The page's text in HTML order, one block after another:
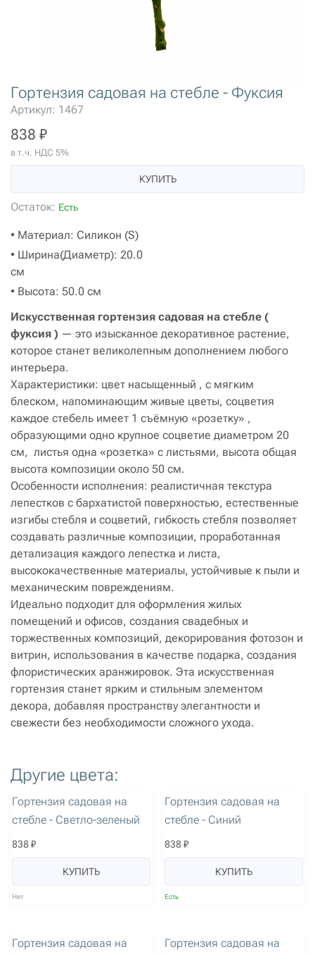
Гортензия садовая на стебле - Фуксия
Артикул: 1467
838 ₽
в т.ч. НДС 5%
КУПИТЬ
Остаток: Есть
• Материал: Силикон (S)
• Ширина(Диаметр): 20.0
см
• Высота: 50.0 см
Искусственная гортензия садовая на стебле (
фуксия ) — это изысканное декоративное растение,
которое станет великолепным дополнением любого
интерьера.
Характеристики: цвет насыщенный , с мягким
блеском, напоминающим живые цветы, соцветия
каждое стебель имеет 1 съёмную «розетку» ,
образующими одно крупное соцветие диаметром 20
см, листья одна «розетка» с листьями, высота общая
высота композиции около 50 см.
Особенности исполнения: реалистичная текстура
лепестков с бархатистой поверхностью, естественные
изгибы стебля и соцветий, гибкость стебля позволяет
создавать различные композиции, проработанная
детализация каждого лепестка и листа,
высококачественные материалы, устойчивые к пыли и
механическим повреждениям.
Идеально подходит для оформления жилых
помещений и офисов, создания свадебных и
торжественных композиций, декорирования фотозон и
витрин, использования в качестве подарка, создания
флористических аранжировок. Эта искусственная
гортензия станет ярким и стильным элементом
декора, добавляя пространству элегантности и
свежести без необходимости сложного ухода.
Другие цвета:
артикул: 1469
Гортензия садовая на
стебле - Светло-зеленый
838 ₽
КУПИТЬ
Нет
Гортензия садовая на
стебле - Синий
838 ₽
КУПИТЬ
Есть
Гортензия садовая на
Гортензия садовая на